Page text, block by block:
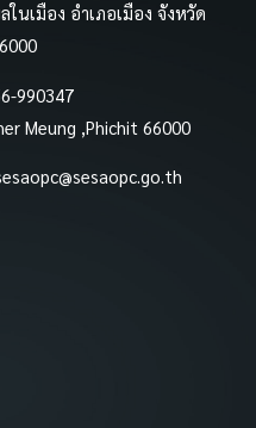
นเมือง อำเภอเมือง จังหวัด
990347
Meung ,Phichit 66000